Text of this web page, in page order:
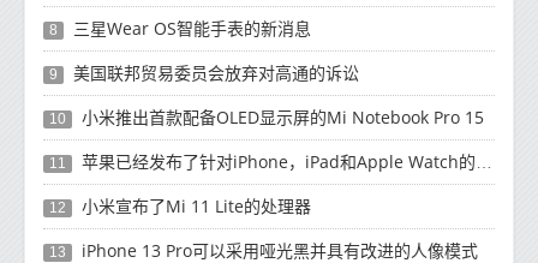
8 三星Wear OS智能手表的新消息
9 美国联邦贸易委员会放弃对高通的诉讼
10 小米推出首款配备OLED显示屏的Mi Notebook Pro 15
11 苹果已经发布了针对iPhone，iPad和Apple Watch的安全补丁更新
12 小米宣布了Mi 11 Lite的处理器
13 iPhone 13 Pro可以采用哑光黑并具有改进的人像模式